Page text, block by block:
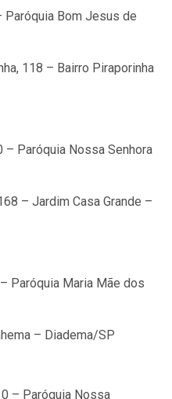
Paróquia Bom Jesus de
118 – Bairro Piraporinha
– Paróquia Nossa Senhora
– Jardim Casa Grande –
Paróquia Maria Mãe dos
– Diadema/SP
– Paróquia Nossa